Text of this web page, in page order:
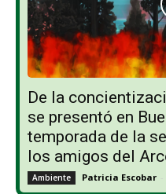
De la
se presentó en
temporada de la
los amigos del
Ambiente Patricia Escobar -